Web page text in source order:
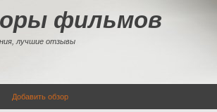
фильмов
лучшие отзывы
Добавить обзор